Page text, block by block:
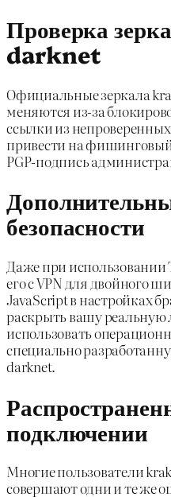
Проверка
darknet
Официальные зеркала
меняются из-за
ссылки из
привести на фишинговый
PGP-подпись
безопасности
Даже при использовании
его с VPN для двойного
JavaScript в настройках
раскрыть вашу
использовать
специально
darknet.
подключении
Многие пользователи
совершают одни и те же